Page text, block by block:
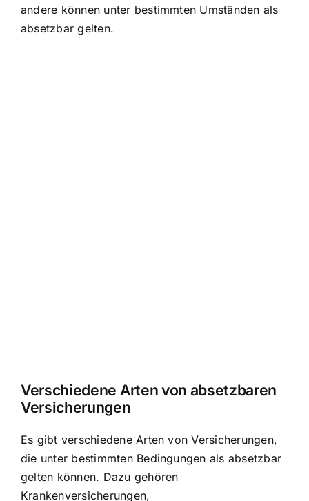
andere können unter bestimmten Umständen als
absetzbar gelten.
Verschiedene Arten von absetzbaren
Versicherungen
Es gibt verschiedene Arten von Versicherungen,
die unter bestimmten Bedingungen als absetzbar
gelten können. Dazu gehören
Krankenversicherungen,